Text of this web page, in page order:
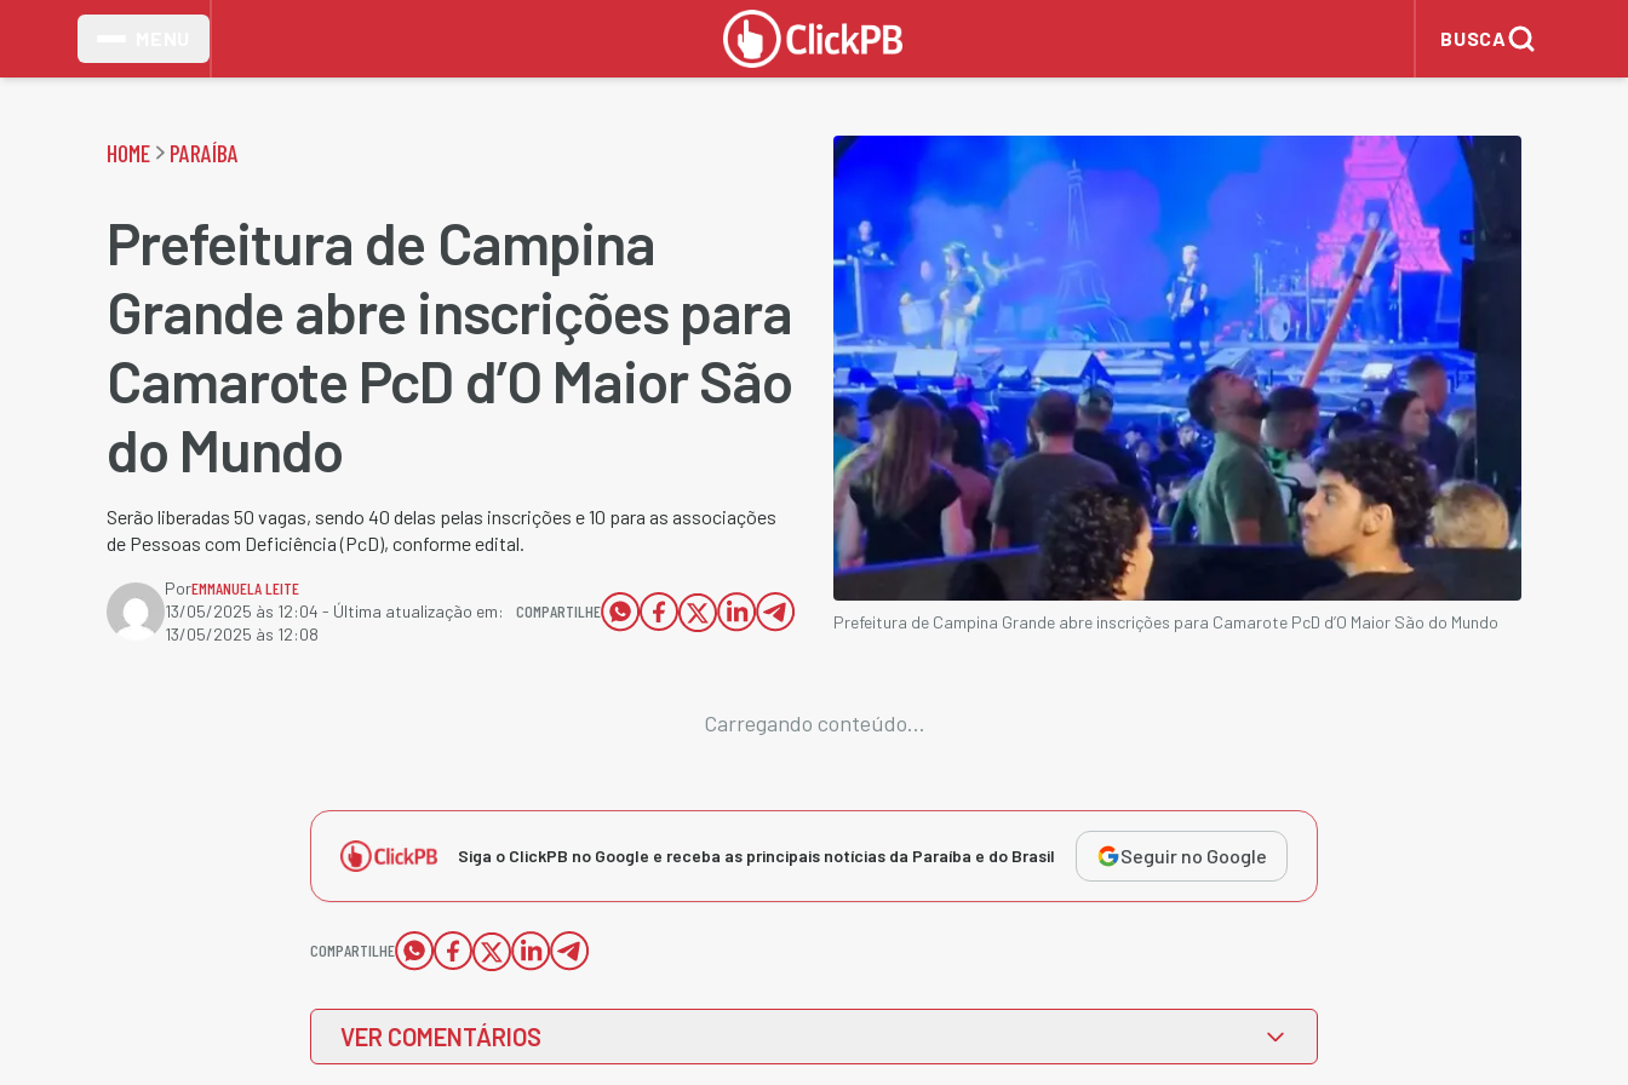
BUSCA
HOME PARAÍBA
Prefeitura de Campina
Grande abre inscrições para
Camarote PcD d’O Maior São
do Mundo
Serão liberadas 50 vagas, sendo 40 delas pelas inscrições e 10 para as associações
de Pessoas com Deficiência (PcD), conforme edital.
PorEMMANUELA LEITE
13/05/2025 às 12:04 - Última atualização em:
13/05/2025 às 12:08
COMPARTILHE
Prefeitura de Campina Grande abre inscrições para Camarote PcD d’O Maior São do Mundo
Carregando conteúdo...
Siga o ClickPB no Google e receba as principais notícias da Paraíba e do Brasil Seguir no Google
COMPARTILHE
VER COMENTÁRIOS